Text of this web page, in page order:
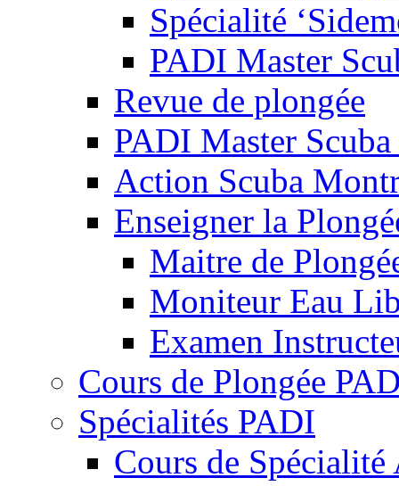
Spécialité
PADI Master
Revue de plongée
PADI Master
Action Scuba
Enseigner la
Maitre de
Moniteur Eau
Examen
Cours de Plongée
Spécialités PADI
Cours de